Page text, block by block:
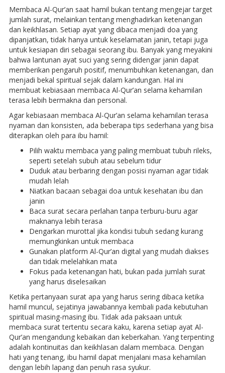
Membaca Al-Qur’an saat hamil bukan tentang mengejar target
jumlah surat, melainkan tentang menghadirkan ketenangan
dan keikhlasan. Setiap ayat yang dibaca menjadi doa yang
dipanjatkan, tidak hanya untuk keselamatan janin, tetapi juga
untuk kesiapan diri sebagai seorang ibu. Banyak yang meyakini
bahwa lantunan ayat suci yang sering didengar janin dapat
memberikan pengaruh positif, menumbuhkan ketenangan, dan
menjadi bekal spiritual sejak dalam kandungan. Hal ini
membuat kebiasaan membaca Al-Qur’an selama kehamilan
terasa lebih bermakna dan personal.
Agar kebiasaan membaca Al-Qur’an selama kehamilan terasa
nyaman dan konsisten, ada beberapa tips sederhana yang bisa
diterapkan oleh para ibu hamil:
Pilih waktu membaca yang paling membuat tubuh rileks,
seperti setelah subuh atau sebelum tidur
Duduk atau berbaring dengan posisi nyaman agar tidak
mudah lelah
Niatkan bacaan sebagai doa untuk kesehatan ibu dan
janin
Baca surat secara perlahan tanpa terburu-buru agar
maknanya lebih terasa
Dengarkan murottal jika kondisi tubuh sedang kurang
memungkinkan untuk membaca
Gunakan platform Al-Qur’an digital yang mudah diakses
dan tidak melelahkan mata
Fokus pada ketenangan hati, bukan pada jumlah surat
yang harus diselesaikan
Ketika pertanyaan surat apa yang harus sering dibaca ketika
hamil muncul, sejatinya jawabannya kembali pada kebutuhan
spiritual masing-masing ibu. Tidak ada paksaan untuk
membaca surat tertentu secara kaku, karena setiap ayat Al-
Qur’an mengandung kebaikan dan keberkahan. Yang terpenting
adalah kontinuitas dan keikhlasan dalam membaca. Dengan
hati yang tenang, ibu hamil dapat menjalani masa kehamilan
dengan lebih lapang dan penuh rasa syukur.